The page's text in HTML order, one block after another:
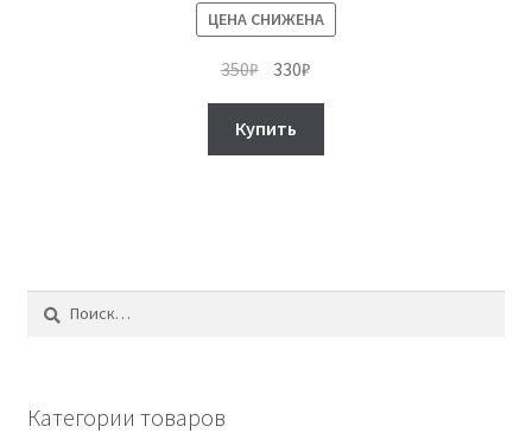
ЦЕНА СНИЖЕНА
350₽ Первоначальная
составляла
350₽.
330₽
Купить
Найти:
Категории товаров